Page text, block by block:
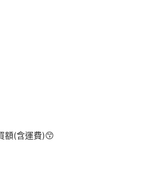
額(含運費)😙